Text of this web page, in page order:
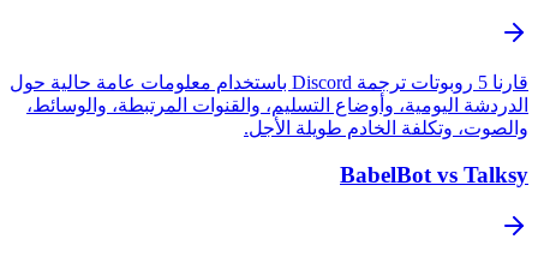
قارنا 5 روبوتات ترجمة Discord باستخدام معلومات عامة حالية حول
الدردشة اليومية، وأوضاع التسليم، والقنوات المرتبطة، والوسائط،
والصوت، وتكلفة الخادم طويلة الأجل.
BabelBot vs Talksy